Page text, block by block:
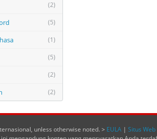
(2)
(5)
(1)
(5)
(2)
(2)
unless otherwise noted. > EULA | Situs